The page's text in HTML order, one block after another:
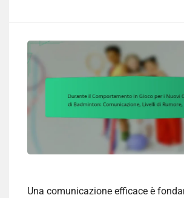
Una comunicazione efficace è